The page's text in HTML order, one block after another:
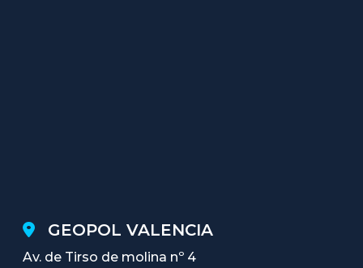
GEOPOL VALENCIA
Av. de Tirso de molina nº 4